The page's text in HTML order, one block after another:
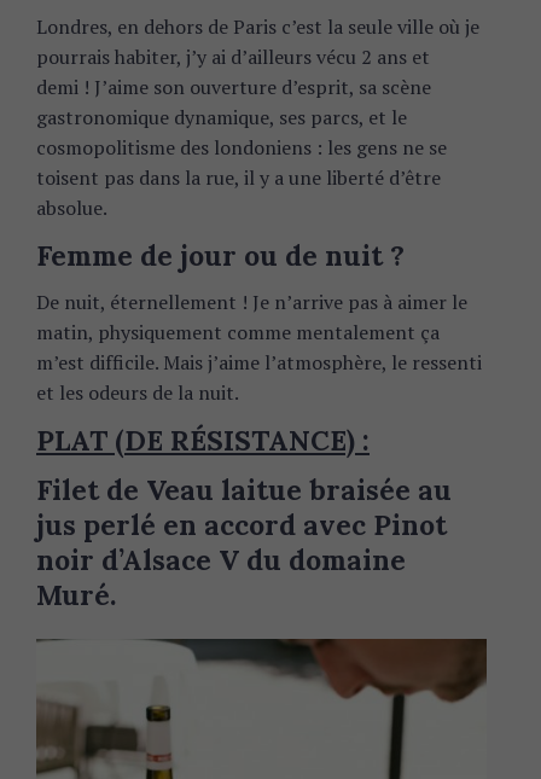
Londres, en dehors de Paris c’est la seule ville où je
pourrais habiter, j’y ai d’ailleurs vécu 2 ans et
demi ! J’aime son ouverture d’esprit, sa scène
gastronomique dynamique, ses parcs, et le
cosmopolitisme des londoniens : les gens ne se
toisent pas dans la rue, il y a une liberté d’être
absolue.
Femme de jour ou de nuit ?
De nuit, éternellement ! Je n’arrive pas à aimer le
matin, physiquement comme mentalement ça
m’est difficile. Mais j’aime l’atmosphère, le ressenti
et les odeurs de la nuit.
PLAT (DE RÉSISTANCE) :
Filet de Veau laitue braisée au
jus perlé en accord avec Pinot
noir d’Alsace V du domaine
Muré.